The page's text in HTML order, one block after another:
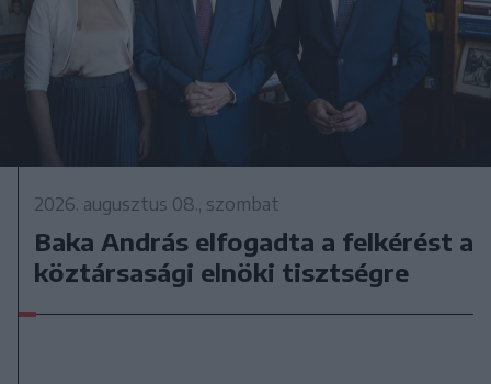
2026. augusztus 08., szombat
Baka András elfogadta a felkérést a
köztársasági elnöki tisztségre